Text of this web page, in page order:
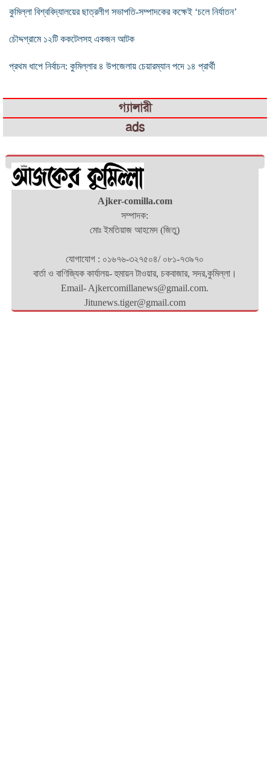
কুমিল্লা বিশ্ববিদ্যালয়ের ছাত্রলীগ সভাপতি-সম্পাদকের কক্ষেই ‘চলে নির্যাতন’
চৌদ্দগ্রামে ১২টি ককটেলসহ একজন আটক
প্রথম ধাপে নির্বাচন: কুমিল্লার ৪ উপজেলায় চেয়ারম্যান পদে ১৪ প্রার্থী
গ্যালারী
ads
Ajker-comilla.com
সম্পাদক:
মোঃ ইমতিয়াজ আহমেদ (জিতু)
যোগাযোগ : ০১৬৭৬-৩২৭৫০৪/ ০৮১-৭৩৯৭০
বার্তা ও বাণিজ্যিক কার্যালয়- হুমায়ন টাওয়ার, চকবাজার, সদর,কুমিল্লা।
Email- Ajkercomillanews@gmail.com.
Jitunews.tiger@gmail.com